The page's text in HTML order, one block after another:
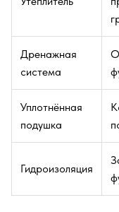
Дренажная
система
Уплотнённая
подушка
Гидроизоляция